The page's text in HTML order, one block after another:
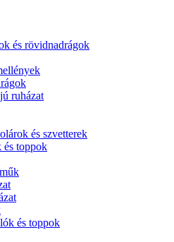
és rövidnadrágok
ruházat
és szvetterek
toppok
és toppok